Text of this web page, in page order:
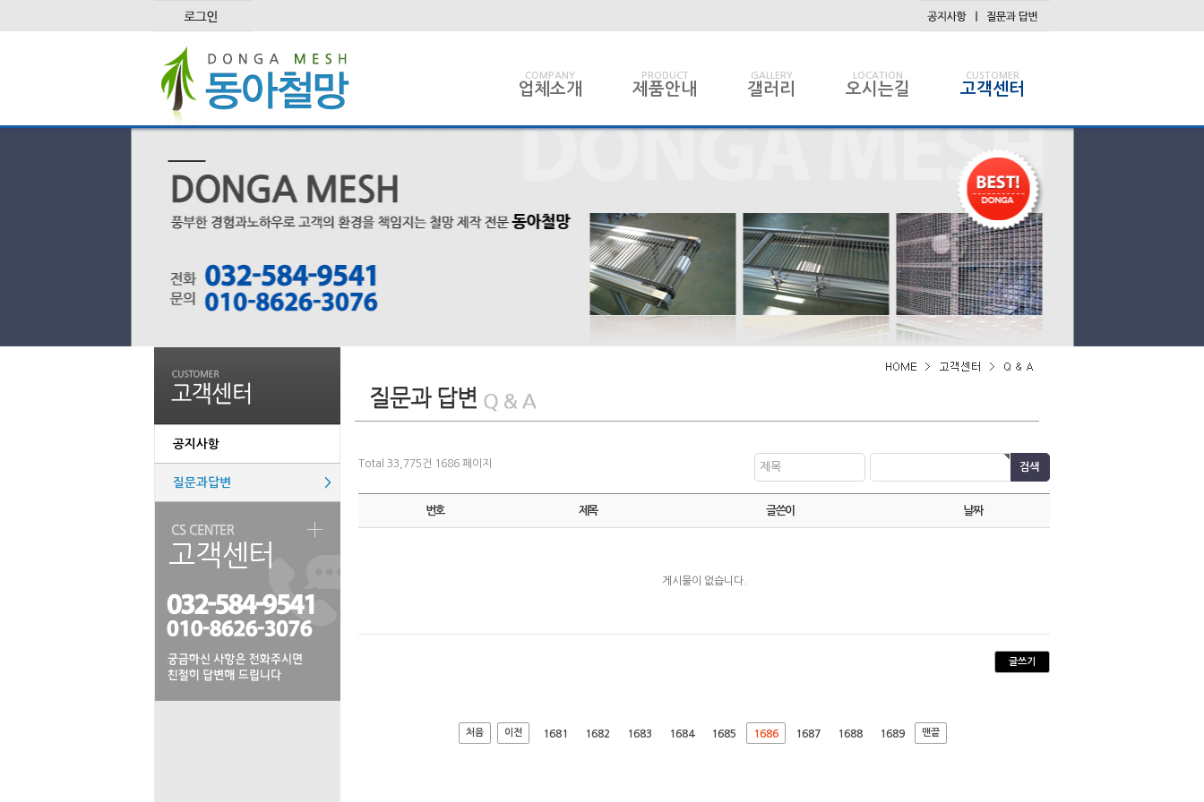
COMPANY
업체소개
PRODUCT
제품안내
GALLERY
갤러리
LOCATION
오시는길
CUSTOMER
고객센터
공지사항
질문과답변 >
Total 33,775건 1686 페이지 제목
번호 제목 글쓴이 날짜
게시물이 없습니다.
글쓰기
처음 이전 1681 1682 1683 1684 1685 1686 1687 1688 1689 맨끝